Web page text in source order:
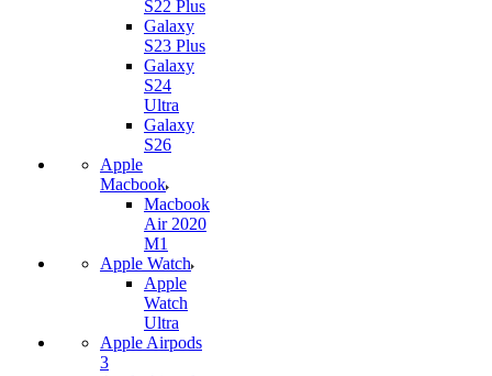
S22 Plus
Galaxy
S23 Plus
Galaxy
S24
Ultra
Galaxy
S26
Apple
Macbook
Macbook
Air 2020
M1
Apple Watch
Apple
Watch
Ultra
Apple Airpods
3